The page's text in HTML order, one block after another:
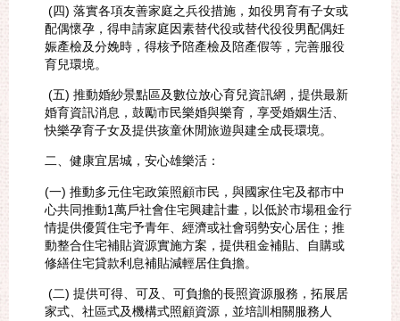
(四) 落實各項友善家庭之兵役措施，如役男育有子女或
配偶懷孕，得申請家庭因素替代役或替代役役男配偶妊
娠產檢及分娩時，得核予陪產檢及陪產假等，完善服役
育兒環境。
(五) 推動婚紗景點區及數位放心育兒資訊網，提供最新
婚育資訊消息，鼓勵市民樂婚與樂育，享受婚姻生活、
快樂孕育子女及提供孩童休閒旅遊與建全成長環境。
二、健康宜居城，安心雄樂活：
(一) 推動多元住宅政策照顧市民，與國家住宅及都市中
心共同推動1萬戶社會住宅興建計畫，以低於市場租金行
情提供優質住宅予青年、經濟或社會弱勢安心居住；推
動整合住宅補貼資源實施方案，提供租金補貼、自購或
修繕住宅貸款利息補貼減輕居住負擔。
(二) 提供可得、可及、可負擔的長照資源服務，拓展居
家式、社區式及機構式照顧資源，並培訓相關服務人